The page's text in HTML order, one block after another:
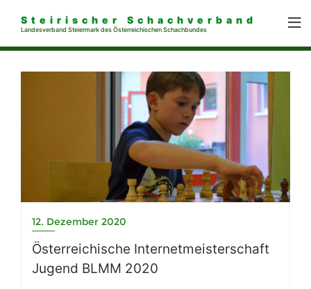
Steirischer Schachverband
Landesverband Steiermark des Österreichischen Schachbundes
12. Dezember 2020
Österreichische Internetmeisterschaft
Jugend BLMM 2020